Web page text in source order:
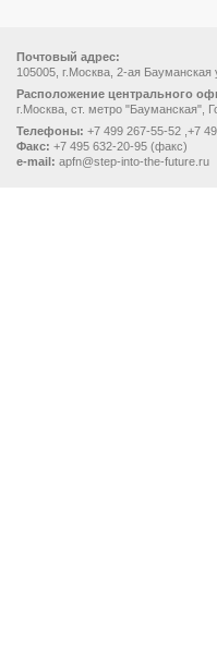
Почтовый адрес:
105005, г.Москва, 2-ая
Расположение центрального
г.Москва, ст. метро "Бауманская",
Телефоны: +7 499 267-55-52 ,+7
Факс: +7 495 632-20-95 (факс)
e-mail: apfn@step-into-the-future.ru